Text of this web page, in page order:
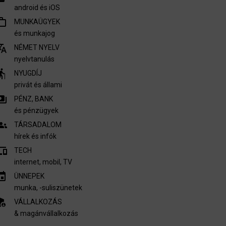
android és iOS
MUNKAÜGYEK
és munkajog
NÉMET NYELV
nyelvtanulás
NYUGDÍJ
privát és állami
PÉNZ, BANK
és pénzügyek
TÁRSADALOM
hírek és infók
TECH
internet, mobil, TV​
ÜNNEPEK
munka, -suliszünetek
VÁLLALKOZÁS
& magánvállalkozás